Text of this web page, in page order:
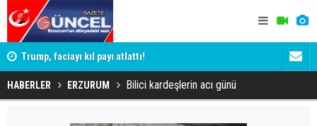
3 Trump, faciayı kıl payı atlattı!
HABERLER ERZURUM Bilici kardeşlerin acı günü